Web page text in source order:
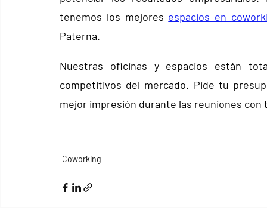
tenemos los mejores espacios en
Paterna.
Nuestras oficinas y espacios están
competitivos del mercado. Pide tu
mejor impresión durante las reuniones con
Coworking